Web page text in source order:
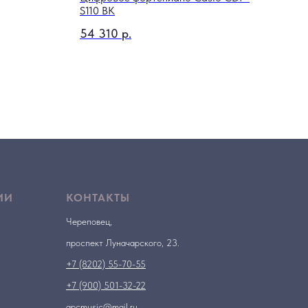
S110 BK
54 310 р.
КОНТАКТЫ
Череповец,
проспект Луначарского, 23.
+7 (8202) 55-70-55
+7 (900) 501-32-22